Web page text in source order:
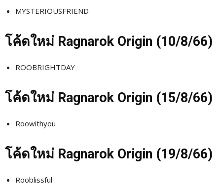
MYSTERIOUSFRIEND
โค้ดใหม่ Ragnarok Origin (10/8/66)
ROOBRIGHTDAY
โค้ดใหม่ Ragnarok Origin (15/8/66)
Roowithyou
โค้ดใหม่ Ragnarok Origin (19/8/66)
Rooblissful